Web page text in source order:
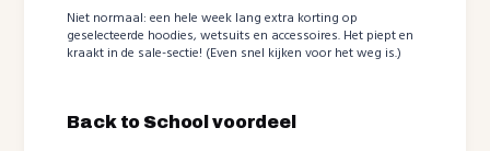
Niet normaal: een hele week lang extra korting op
geselecteerde hoodies, wetsuits en accessoires. Het piept en
kraakt in de sale-sectie! (Even snel kijken voor het weg is.)
Back to School voordeel